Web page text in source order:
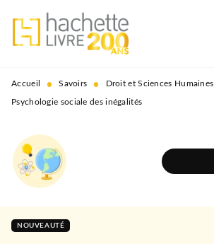
MENU RECHERCHE
PIED DE PAGE
Accueil • Savoirs • Droit et Sciences Humaines
Psychologie sociale des inégalités
NOUVEAUTÉ